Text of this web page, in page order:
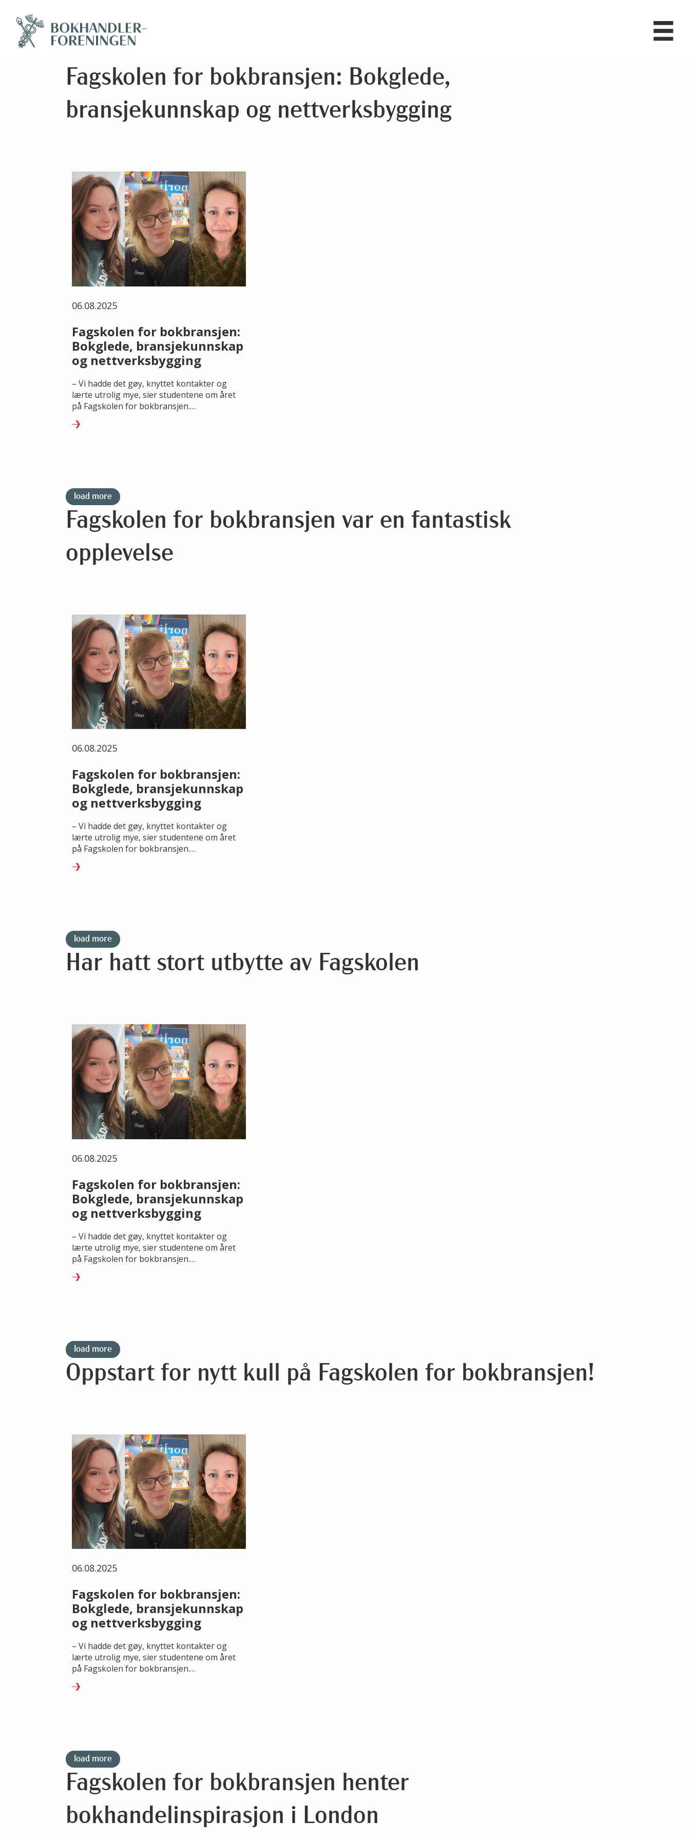
Fagskolen for bokbransjen: Bokglede,
bransjekunnskap og nettverksbygging
06.08.2025
Fagskolen for bokbransjen:
Bokglede, bransjekunnskap
og nettverksbygging
– Vi hadde det gøy, knyttet kontakter og
lærte utrolig mye, sier studentene om året
på Fagskolen for bokbransjen.
august.
load more
Fagskolen for bokbransjen var en fantastisk
opplevelse
06.08.2025
Fagskolen for bokbransjen:
Bokglede, bransjekunnskap
og nettverksbygging
– Vi hadde det gøy, knyttet kontakter og
lærte utrolig mye, sier studentene om året
på Fagskolen for bokbransjen.
august.
load more
Har hatt stort utbytte av Fagskolen
06.08.2025
Fagskolen for bokbransjen:
Bokglede, bransjekunnskap
og nettverksbygging
– Vi hadde det gøy, knyttet kontakter og
lærte utrolig mye, sier studentene om året
på Fagskolen for bokbransjen.
august.
load more
Oppstart for nytt kull på Fagskolen for bokbransjen!
06.08.2025
Fagskolen for bokbransjen:
Bokglede, bransjekunnskap
og nettverksbygging
– Vi hadde det gøy, knyttet kontakter og
lærte utrolig mye, sier studentene om året
på Fagskolen for bokbransjen.
august.
load more
Fagskolen for bokbransjen henter
bokhandelinspirasjon i London